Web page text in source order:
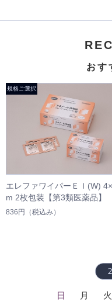
おす
エレファワイパーＥＩ(W)
m 2枚包装【第3類医薬品】
836円 （税込み）
日 月 火